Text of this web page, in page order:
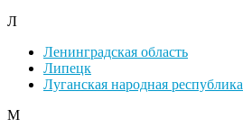
Л
Ленинградская область
Липецк
Луганская народная республика
М